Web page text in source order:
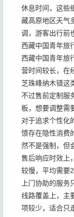
休息时间，这些
藏高原地区天气
调，游客出行前
西藏中国青年旅
西藏中国青年旅
营时间较长，在
芝珠峰纳木错这
不过售前定制服
板，想要调整需
对于追求个性化
馈存在隐性消费
然不是强制，但
售后响应时效上
较慢，平均需要
上门协助的服务
线路覆盖上，主
项较少，适合只